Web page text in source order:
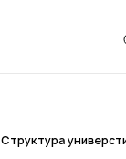
Структура